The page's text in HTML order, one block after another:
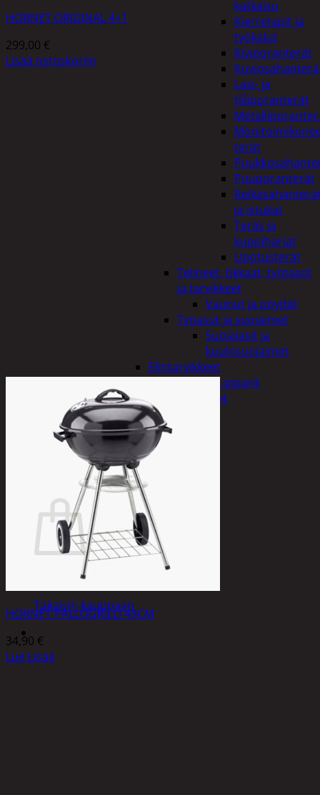
katkaisu
Kierretapit ja
työkalut
Kiviporanterät
Kuviosahanterä
Lasi- ja
tiiliporanterät
terät
Puuporanterät
ja istukat
Teräs ja
kuppiharjat
Upotusterät
Telineet, tikkaat, työtasot
ja tarvikkeet
Vaunut ja pöydät
Työasut ja suojaimet
Suojalasit ja
kuulosuojaimet
Elintarvikkeet
Keksit ja piparit
Mausteet
Ostoskori /0,00€
Ostoskori on tyhjä.
Takaisin kauppaan
HORNET ORIGINAL 4+1
299,00 €
Lisää ostoskoriin
HORNET PALLOGRILLI 43CM
34,90 €
Lue Lisää